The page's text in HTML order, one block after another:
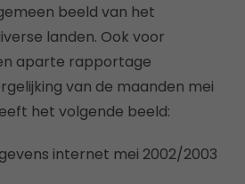
beeld van het
landen. Ook voor
aparte rapportage
van de maanden mei
het volgende beeld:
internet mei 2002/2003